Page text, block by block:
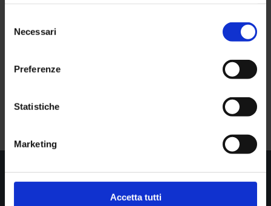
delNecessari
Preferenze
Statistiche
Marketing
Accetta tutti
Show all news